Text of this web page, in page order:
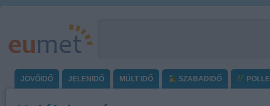
JÖVŐIDŐ JELENIDŐ MÚLT IDŐ SZABADIDŐ